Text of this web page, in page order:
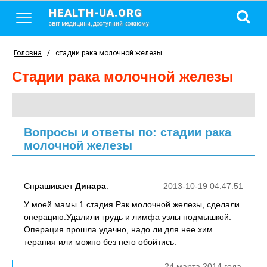
HEALTH-UA.ORG
світ медицини, доступний кожному
Головна / стадии рака молочной железы
стадии рака молочной железы
Вопросы и ответы по: стадии рака
молочной железы
2013-10-19 04:47:51
СпрашиваетДинара:
У моей мамы 1 стадия Рак молочной железы, сделали
операцию.Удалили грудь и лимфа узлы подмышкой.
Операция прошла удачно, надо ли для нее хим
терапия или можно без него обойтись.